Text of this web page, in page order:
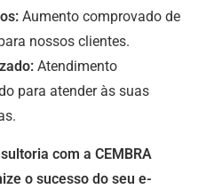
Aumento comprovado de
nossos clientes.
Atendimento
para atender às suas
com a CEMBRA
o sucesso do seu e-